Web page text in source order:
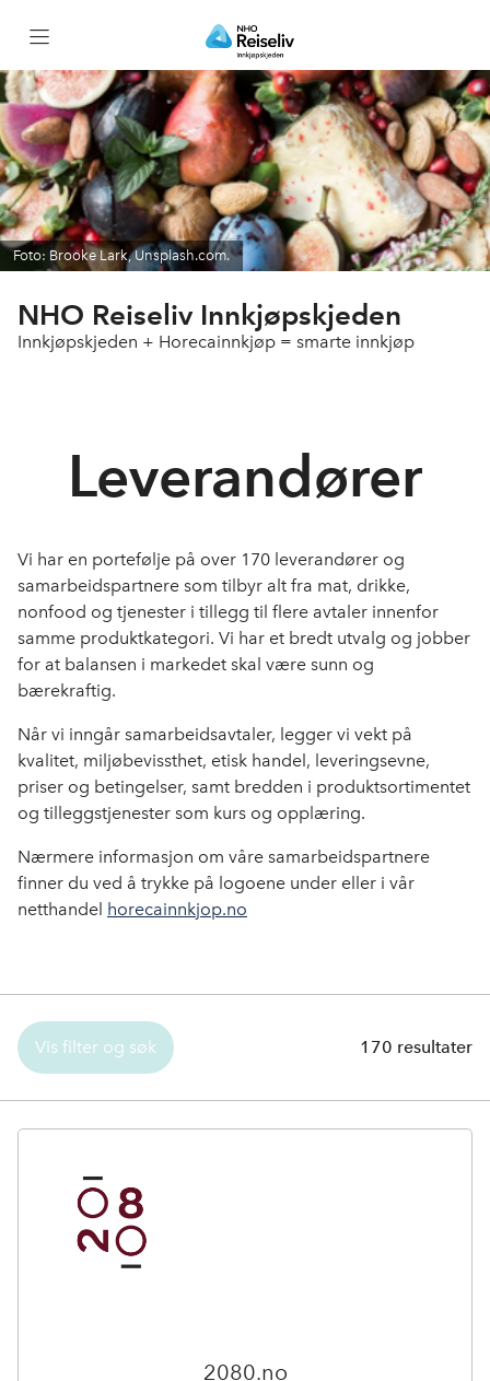
Foto: Brooke Lark, Unsplash.com.
NHO Reiseliv Innkjøpskjeden
Innkjøpskjeden + Horecainnkjøp = smarte innkjøp
Bli med i Innkjøpskjeden
Partnerbonus
Leverandører
Bærekraft
Logg inn innsiktsverktøyet
Om oss
Kontakt oss
Leverandører
Vi har en portefølje på over 170 leverandører og
samarbeidspartnere som tilbyr alt fra mat, drikke,
nonfood og tjenester i tillegg til flere avtaler innenfor
samme produktkategori. Vi har et bredt utvalg og jobber
for at balansen i markedet skal være sunn og
bærekraftig.
Når vi inngår samarbeidsavtaler, legger vi vekt på
kvalitet, miljøbevissthet, etisk handel, leveringsevne,
priser og betingelser, samt bredden i produktsortimentet
og tilleggstjenester som kurs og opplæring.
Nærmere informasjon om våre samarbeidspartnere
finner du ved å trykke på logoene under eller i vår
netthandel horecainnkjop.no
Vis filter og søk 170 resultater
2080.no